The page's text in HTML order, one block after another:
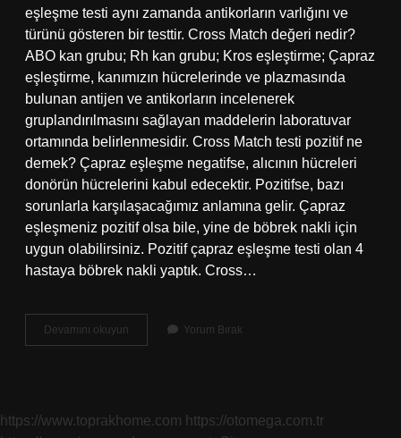
eşleşme testi aynı zamanda antikorların varlığını ve
türünü gösteren bir testtir. Cross Match değeri nedir?
ABO kan grubu; Rh kan grubu; Kros eşleştirme; Çapraz
eşleştirme, kanımızın hücrelerinde ve plazmasında
bulunan antijen ve antikorların incelenerek
gruplandırılmasını sağlayan maddelerin laboratuvar
ortamında belirlenmesidir. Cross Match testi pozitif ne
demek? Çapraz eşleşme negatifse, alıcının hücreleri
donörün hücrelerini kabul edecektir. Pozitifse, bazı
sorunlarla karşılaşacağımız anlamına gelir. Çapraz
eşleşmeniz pozitif olsa bile, yine de böbrek nakli için
uygun olabilirsiniz. Pozitif çapraz eşleşme testi olan 4
hastaya böbrek nakli yaptık. Cross…
Devamını okuyun
Match
Yorum Bırak
https://www.toprakhome.com https://otomega.com.tr